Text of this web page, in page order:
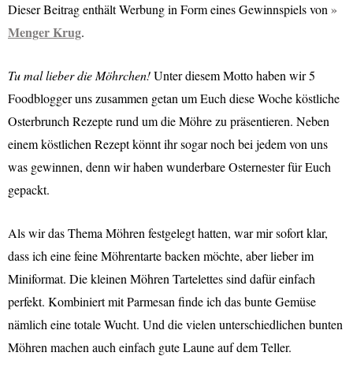
Dieser Beitrag enthält Werbung in Form eines Gewinnspiels von
Menger Krug.
Tu mal lieber die Möhrchen!Unter diesem Motto haben wir 5
Foodblogger uns zusammen getan um Euch diese Woche köstliche
Osterbrunch Rezepte rund um die Möhre zu präsentieren. Neben
einem köstlichen Rezept könnt ihr sogar noch bei jedem von uns
was gewinnen, denn wir haben wunderbare Osternester für Euch
gepackt.
Als wir das Thema Möhren festgelegt hatten, war mir sofort klar,
dass ich eine feine Möhrentarte backen möchte, aber lieber im
Miniformat. Die kleinen Möhren Tartelettes sind dafür einfach
perfekt. Kombiniert mit Parmesan finde ich das bunte Gemüse
nämlich eine totale Wucht. Und die vielen unterschiedlichen bunten
Möhren machen auch einfach gute Laune auf dem Teller.